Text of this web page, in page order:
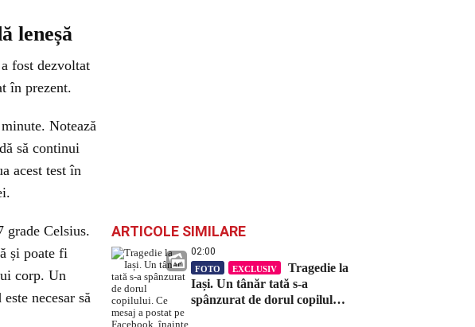
leneșă
fost dezvoltat
în prezent.
Notează
să continui
acest test în
grade Celsius.
și poate fi
corp. Un
necesar să
ARTICOLE SIMILARE
02:00
FOTO EXCLUSIV
Tragedie la
Iași. Un tânăr tată s-a
spânzurat de dorul copilului.